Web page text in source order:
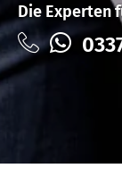
Die Experten